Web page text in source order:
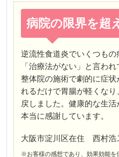
病院の限界を超
逆流性食道炎でいくつも
「治療法がない」と言わ
整体院の施術で劇的に症
れるだけで胃腸が軽くなり
戻しました。健康的な生活
本当に感謝しています。
大阪市淀川区在住 西村浩
※お客様の感想であり、効果効能を